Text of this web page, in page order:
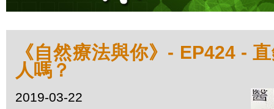
《自然療法與你》- EP424 -
人嗎？
2019-03-22